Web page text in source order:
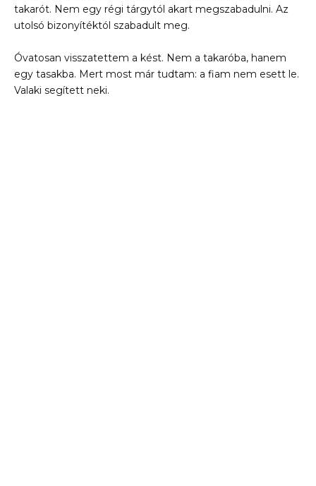
takarót. Nem egy régi tárgytól akart megszabadulni. Az
utolsó bizonyítéktól szabadult meg.
Óvatosan visszatettem a kést. Nem a takaróba, hanem
egy tasakba. Mert most már tudtam: a fiam nem esett le.
Valaki segített neki.